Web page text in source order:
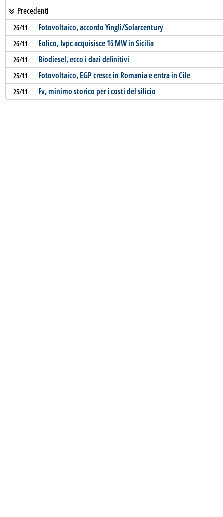
Precedenti
26/11 Fotovoltaico, accordo Yingli/Solarcentury
26/11 Eolico, Ivpc acquisisce 16 MW in Sicilia
26/11 Biodiesel, ecco i dazi definitivi
25/11 Fotovoltaico, EGP cresce in Romania e entra in Cile
25/11 Fv, minimo storico per i costi del silicio